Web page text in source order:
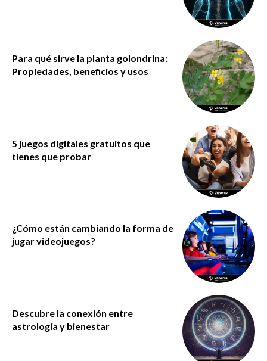
Para qué sirve la planta golondrina:
Propiedades, beneficios y usos
5 juegos digitales gratuitos que
tienes que probar
¿Cómo están cambiando la forma de
jugar videojuegos?
Descubre la conexión entre
astrología y bienestar